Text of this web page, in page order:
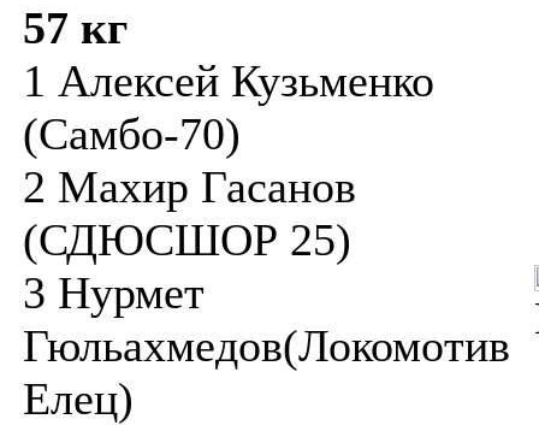
57 кг
1 Алексей Кузьменко
(Самбо-70)
2 Махир Гасанов
(СДЮСШОР 25)
3 Нурмет
Гюльахмедов(Локомотив
Елец)